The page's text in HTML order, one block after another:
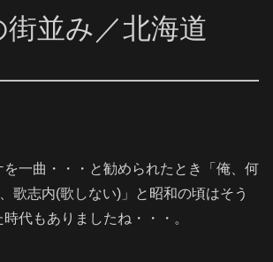
並み／北海道
を一曲・・・と勧められたとき「俺、何
歌志内(歌しない)」と昭和の頃はそう
代もありましたね・・・。